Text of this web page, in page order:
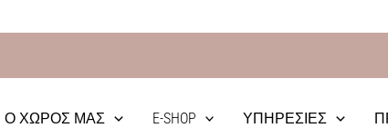
Ο ΧΏΡΟΣ ΜΑΣ E-SHOP ΥΠΗΡΕΣΊΕΣ